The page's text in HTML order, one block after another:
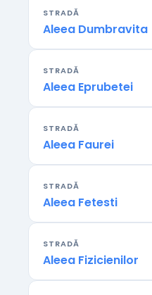
STRADĂ
Aleea Dumbravita
STRADĂ
Aleea Eprubetei
STRADĂ
Aleea Faurei
STRADĂ
Aleea Fetesti
STRADĂ
Aleea Fizicienilor